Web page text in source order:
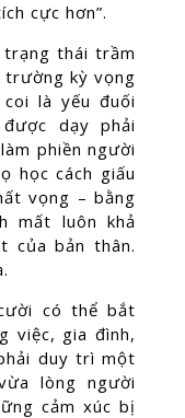
cực hơn”.
thái trầm
trường kỳ vọng
là yếu đuối
dạy phải
làm phiền người
học cách giấu
vọng – bằng
mất luôn khả
của bản thân.
có thể bắt
việc, gia đình,
duy trì một
lòng người
cảm xúc bị